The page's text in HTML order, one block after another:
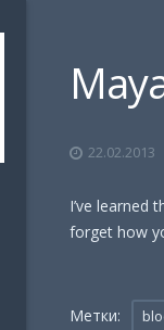
22.02.2013
I’ve learned
forget how
Метки: